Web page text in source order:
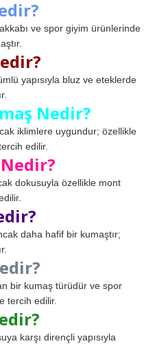
ve spor giyim ürünlerinde
yapısıyla bluz ve eteklerde
Nedir?
iklimlere uygundur; özellikle
edilir.
dokusuyla özellikle mont
daha hafif bir kumaştır;
bir kumaş türüdür ve spor
tercih edilir.
karşı dirençli yapısıyla